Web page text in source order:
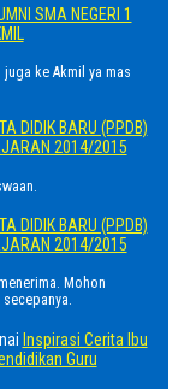
SMA NEGERI 1
ke Akmil ya mas
DIDIK BARU (PPDB)
2014/2015
DIDIK BARU (PPDB)
2014/2015
Mohon
Inspirasi Cerita Ibu
Guru